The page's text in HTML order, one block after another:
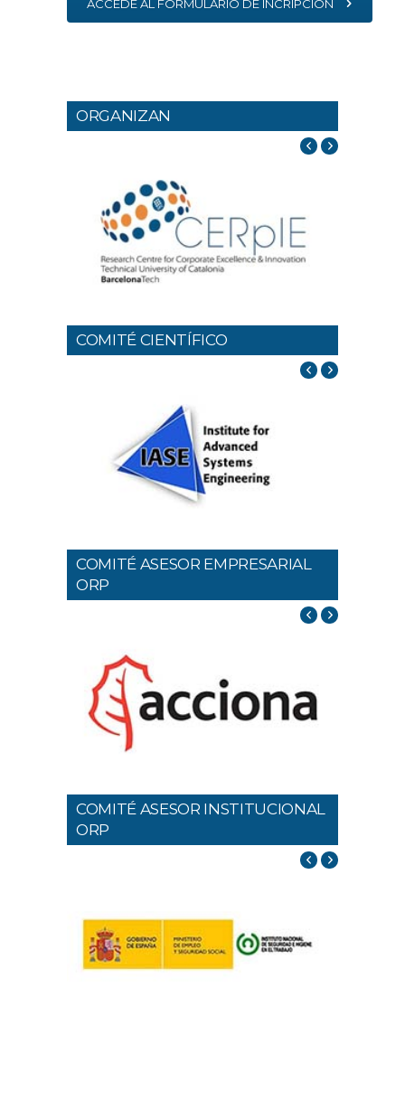
ACCEDE AL FORMULARIO DE INCRIPCIÓN
ORGANIZAN
COMITÉ CIENTÍFICO
COMITÉ ASESOR EMPRESARIAL
ORP
COMITÉ ASESOR INSTITUCIONAL
ORP